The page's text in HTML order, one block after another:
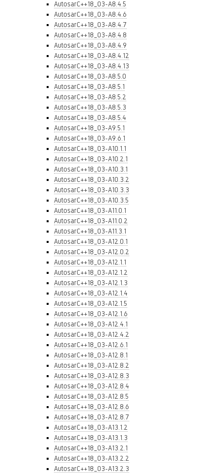
AutosarC++18_03-A8.4.5
AutosarC++18_03-A8.4.6
AutosarC++18_03-A8.4.7
AutosarC++18_03-A8.4.8
AutosarC++18_03-A8.4.9
AutosarC++18_03-A8.4.12
AutosarC++18_03-A8.4.13
AutosarC++18_03-A8.5.0
AutosarC++18_03-A8.5.1
AutosarC++18_03-A8.5.2
AutosarC++18_03-A8.5.3
AutosarC++18_03-A8.5.4
AutosarC++18_03-A9.5.1
AutosarC++18_03-A9.6.1
AutosarC++18_03-A10.1.1
AutosarC++18_03-A10.2.1
AutosarC++18_03-A10.3.1
AutosarC++18_03-A10.3.2
AutosarC++18_03-A10.3.3
AutosarC++18_03-A10.3.5
AutosarC++18_03-A11.0.1
AutosarC++18_03-A11.0.2
AutosarC++18_03-A11.3.1
AutosarC++18_03-A12.0.1
AutosarC++18_03-A12.0.2
AutosarC++18_03-A12.1.1
AutosarC++18_03-A12.1.2
AutosarC++18_03-A12.1.3
AutosarC++18_03-A12.1.4
AutosarC++18_03-A12.1.5
AutosarC++18_03-A12.1.6
AutosarC++18_03-A12.4.1
AutosarC++18_03-A12.4.2
AutosarC++18_03-A12.6.1
AutosarC++18_03-A12.8.1
AutosarC++18_03-A12.8.2
AutosarC++18_03-A12.8.3
AutosarC++18_03-A12.8.4
AutosarC++18_03-A12.8.5
AutosarC++18_03-A12.8.6
AutosarC++18_03-A12.8.7
AutosarC++18_03-A13.1.2
AutosarC++18_03-A13.1.3
AutosarC++18_03-A13.2.1
AutosarC++18_03-A13.2.2
AutosarC++18_03-A13.2.3